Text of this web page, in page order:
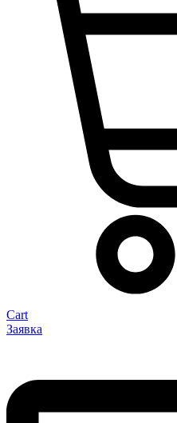
Cart
Заявка